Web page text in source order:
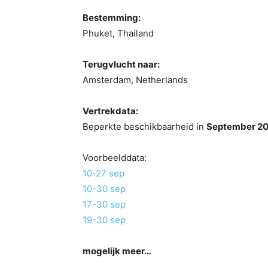
Bestemming:
Phuket, Thailand
Terugvlucht naar:
Amsterdam, Netherlands
Vertrekdata:
Beperkte beschikbaarheid in September
Voorbeelddata:
10-27 sep
10-30 sep
17-30 sep
19-30 sep
mogelijk meer…